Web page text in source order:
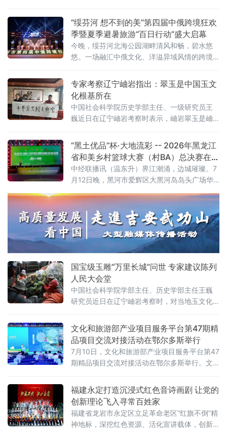
表齐聚一堂，以琴为媒、以乐会友，共叙两岸
同根同源的文化深情。
“绥芬河 想不到的美”第四届中俄跨境狂欢
季暨夏季避暑旅游“百日行动”盛大启幕
今晚，绥芬河北海公园湖畔清风和畅，碧水悠
悠。一场融汇中俄文化、洋溢异域风情的跨境
到的美”第四届中俄跨境狂欢季暨夏季避暑旅
游“百日行动”的大幕。
专家考察辽宁岫岩指出：翠玉是中国玉文
化根基所在
中国社会科学院历史学部主任、一级研究员王
巍近日在辽宁岫岩考察时表示，岫岩翠玉是岫
的重要根基，研究、开发、发展翠玉是当代人
的重要责任。 王巍此行参观了位于岫岩的“中国
萬客来玉博园”。该园区集中国玉石博物馆、中
国翠玉产业展览馆、中国翠玉艺术馆等文化载
体于一体，以天然宝玉石精品展示为核心，融
合宝玉石装饰家居体验与工厂化休闲旅游，
“黑土优品”杯·大地流彩 -- 2026年黑龙江
省和美乡村篮球大赛（村BA）总决赛在边
城爱辉盛大开幕
中经联播讯（温东升）界江潮涌，边城璀璨。7
月12日晚，黑河市爱辉区大黑河岛岛头广场华
——2026年黑龙江省和美乡村篮球大赛（村
BA）总决赛在此隆重开幕。来自全省13个市
（地）及农垦、森工系统的22支农民球队跨越
山海，齐聚中俄边境名城，以篮球为媒介，展
乡土之魂，奏响“体育赋能乡村、文化点亮乡
国宝级玉雕“万里长城”问世 专家建议陈列
人民大会堂
中国社会科学院学部主任、历史学部主任王巍
研究员近日在辽宁岫岩考察时，对当地玉文化
桐玉文化博物馆期间，王巍仔细观摩了巨型玉
雕作品“万里长城”，详细询问创作历程后，建议
将这件代表当代岫岩玉雕最高水准的国宝级作
品陈列于人民大会堂。王巍指出，该作品将中
华万年玉文化与传统古文明有机交融，生动体
文化和旅游部产业项目服务平台第47期精
品项目交流对接活动在鄂尔多斯举行
7月10日，文化和旅游部产业项目服务平台第47
期精品项目交流对接活动在鄂尔多斯举行。文
旅游厅负责同志出席活动并致辞。文化和旅游
部产业发展司负责同志表示，本次项目对接活
动聚焦存量提质增效，坚持市场导向、创意赋
能的发展思路，通过业态升级、场景再造、功
能重塑、运营创新，深挖地域特色，以金融为
福建永定打造沉浸式红色音诗画剧 让党的
创新理论飞入寻常百姓家
福建省龙岩市永定区立足革命老区“红旗不倒”精
神地标，深挖红色资源、活化宣讲载体，创新